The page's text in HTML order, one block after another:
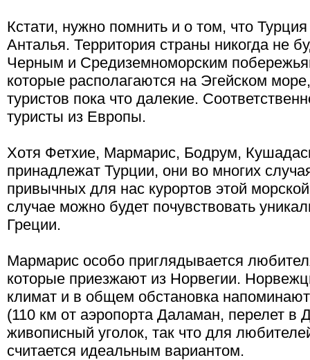
Кстати, нужно помнить и о том, что
Анталья. Территория страны никогда не
Черным и Средиземноморским
которые располагаются на Эгейском
туристов пока что далекие.
туристы из Европы.
Хотя Фетхие, Мармарис, Бодрум,
принадлежат Турции, они во многих
привычных для нас курортов этой
случае можно будет почувствовать
Греции.
Мармарис особо приглядывается
которые приезжают из Норвегии.
климат и в общем обстановка
(110 км от аэропорта Даламан, перелет
живописный уголок, так что для
считается идеальным вариантом.